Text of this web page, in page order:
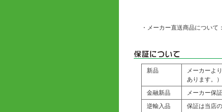
・メーカー直送商品について
新品
メーカーよ
あります。）
金融新品
メーカー保
逆輸入品
保証は当店